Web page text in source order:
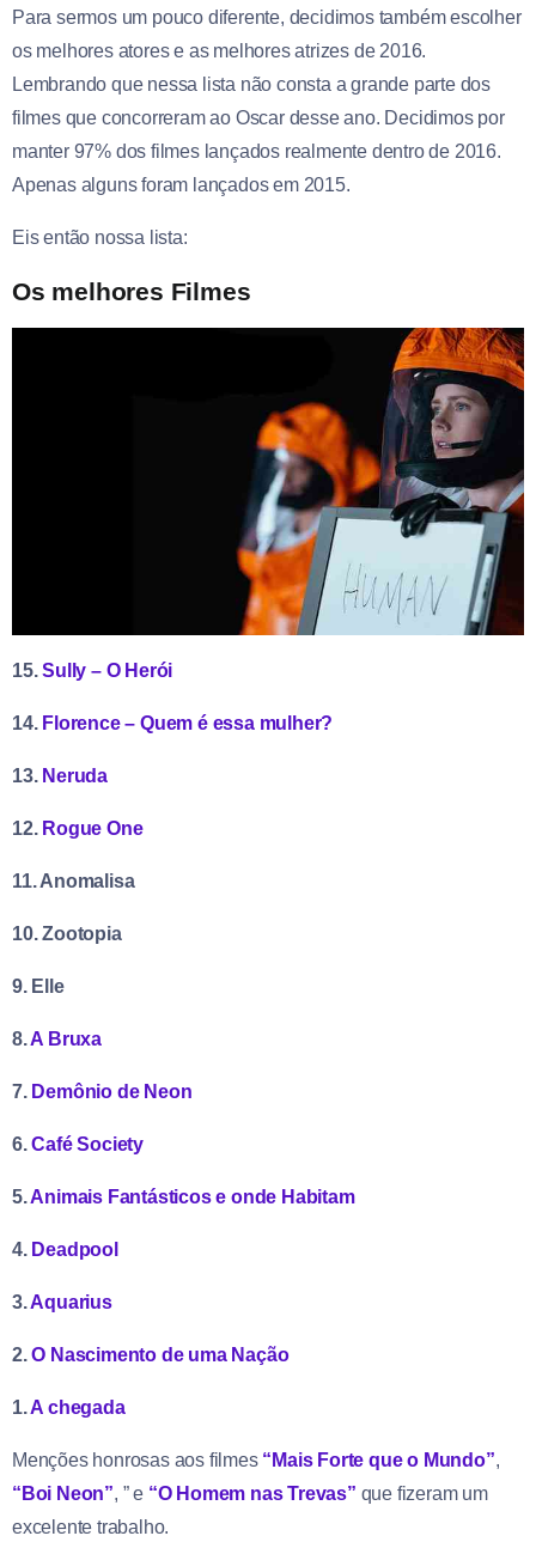
Para sermos um pouco diferente, decidimos também escolher
os melhores atores e as melhores atrizes de 2016.
Lembrando que nessa lista não consta a grande parte dos
filmes que concorreram ao Oscar desse ano. Decidimos por
manter 97% dos filmes lançados realmente dentro de 2016.
Apenas alguns foram lançados em 2015.
Eis então nossa lista:
Os melhores Filmes
15.Sully – O Herói
14. Florence – Quem é essa mulher?
13. Neruda
12. Rogue One
11. Anomalisa
10. Zootopia
9. Elle
8.A Bruxa
7. Demônio de Neon
6.Café Society
5.Animais Fantásticos e onde Habitam
4. Deadpool
3.Aquarius
2.O Nascimento de uma Nação
1.A chegada
Menções honrosas aos filmes “Mais Forte que o Mundo”,
“Boi Neon”, ” e “O Homem nas Trevas” que fizeram um
excelente trabalho.